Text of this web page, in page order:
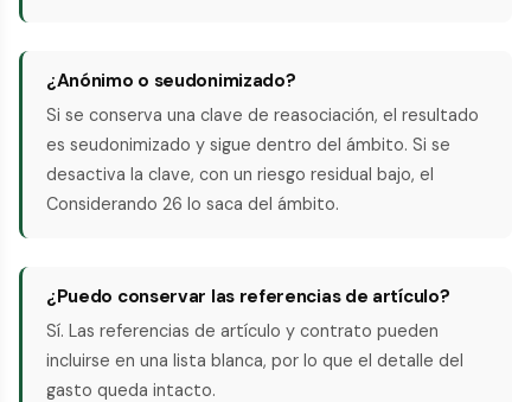
¿Anónimo o seudonimizado?
Si se conserva una clave de reasociación, el resultado
es seudonimizado y sigue dentro del ámbito. Si se
desactiva la clave, con un riesgo residual bajo, el
Considerando 26 lo saca del ámbito.
¿Puedo conservar las referencias de artículo?
Sí. Las referencias de artículo y contrato pueden
incluirse en una lista blanca, por lo que el detalle del
gasto queda intacto.